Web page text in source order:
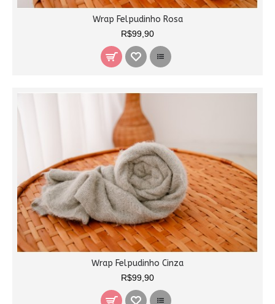
Wrap Felpudinho Rosa
R$99,90
Wrap Felpudinho Cinza
R$99,90